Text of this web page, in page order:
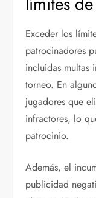
Exceder los
patrocinadores
incluidas multas
torneo. En
jugadores que
infractores, lo
patrocinio.
Además, el
publicidad